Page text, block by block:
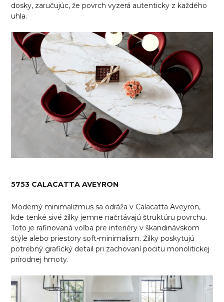
dosky, zaručujúc, že povrch vyzerá autenticky z každého
uhla.
5753 CALACATTA AVEYRON
Moderný minimalizmus sa odráža v Calacatta Aveyron,
kde tenké sivé žilky jemne načrtávajú štruktúru povrchu.
Toto je rafinovaná voľba pre interiéry v škandinávskom
štýle alebo priestory soft-minimalism. Žilky poskytujú
potrebný grafický detail pri zachovaní pocitu monolitickej
prírodnej hmoty.